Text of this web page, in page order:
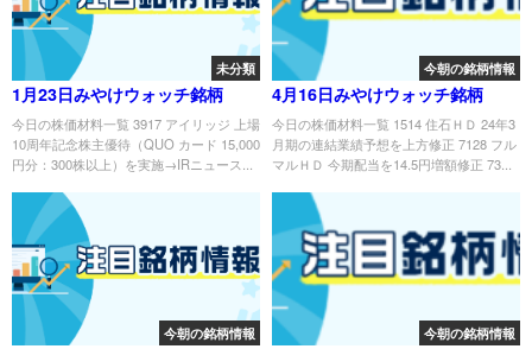
未分類
1月23日みやけウォッチ銘柄
今日の株価材料一覧 3917 アイリッジ 上場
10周年記念株主優待（QUO カード 15,000
円分：300株以上）を実施→IRニュース...
今朝の銘柄情報
4月16日みやけウォッチ銘柄
今日の株価材料一覧 1514 住石ＨＤ 24年3
月期の連結業績予想を上方修正 7128 フル
マルＨＤ 今期配当を14.5円増額修正 73...
今朝の銘柄情報 今朝の銘柄情報